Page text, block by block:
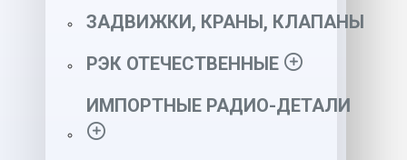
ЗАДВИЖКИ, КРАНЫ, КЛАПАНЫ
РЭК ОТЕЧЕСТВЕННЫЕ
ИМПОРТНЫЕ РАДИО-ДЕТАЛИ